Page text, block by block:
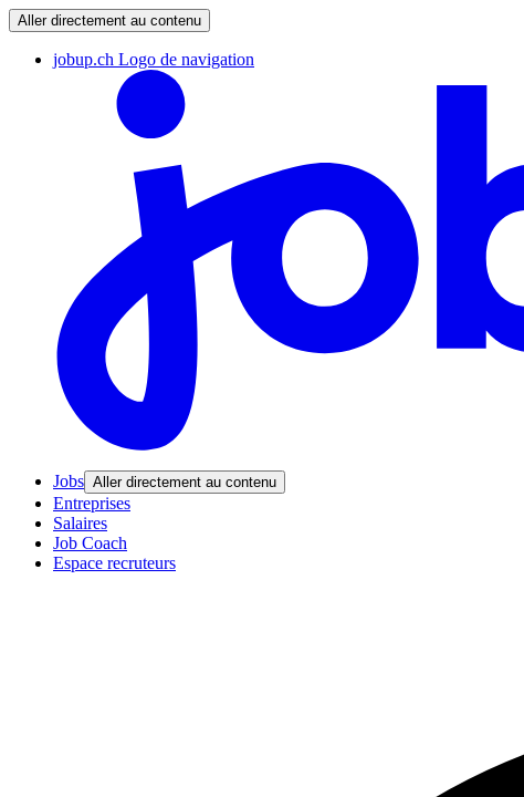
Aller directement au contenu
jobup.ch Logo de navigation
Jobs Aller directement au contenu
Entreprises
Salaires
Job Coach
Espace recruteurs